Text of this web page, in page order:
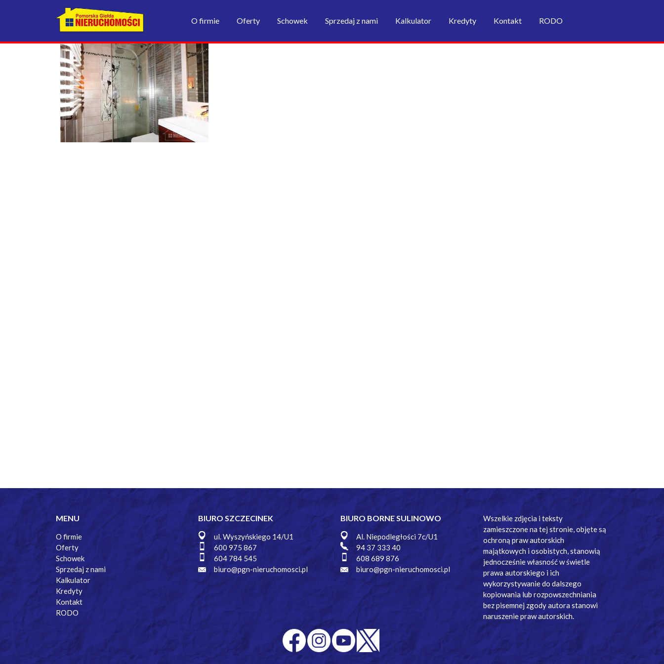
O firmie Oferty Schowek Sprzedaj z nami Kalkulator Kredyty Kontakt RODO
MENU
O firmie
Oferty
Schowek
Sprzedaj z nami
Kalkulator
Kredyty
Kontakt
RODO
BIURO SZCZECINEK
ul. Wyszyńskiego 14/U1
600 975 867
604 784 545
biuro@pgn-nieruchomosci.pl
BIURO BORNE SULINOWO
Al. Niepodległości 7c/U1
94 37 333 40
608 689 876
biuro@pgn-nieruchomosci.pl
Wszelkie zdjęcia i teksty
zamieszczone na tej stronie, objęte są
ochroną praw autorskich
majątkowych i osobistych, stanowią
jednocześnie własność w świetle
prawa autorskiego i ich
wykorzystywanie do dalszego
kopiowania lub rozpowszechniania
bez pisemnej zgody autora stanowi
naruszenie praw autorskich.